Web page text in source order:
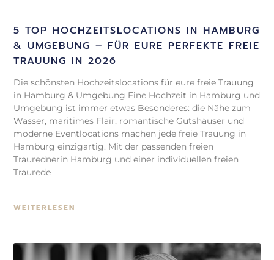
5 TOP HOCHZEITSLOCATIONS IN HAMBURG
& UMGEBUNG – FÜR EURE PERFEKTE FREIE
TRAUUNG IN 2026
Die schönsten Hochzeitslocations für eure freie Trauung
in Hamburg & Umgebung Eine Hochzeit in Hamburg und
Umgebung ist immer etwas Besonderes: die Nähe zum
Wasser, maritimes Flair, romantische Gutshäuser und
moderne Eventlocations machen jede freie Trauung in
Hamburg einzigartig. Mit der passenden freien
Traurednerin Hamburg und einer individuellen freien
Traurede
WEITERLESEN